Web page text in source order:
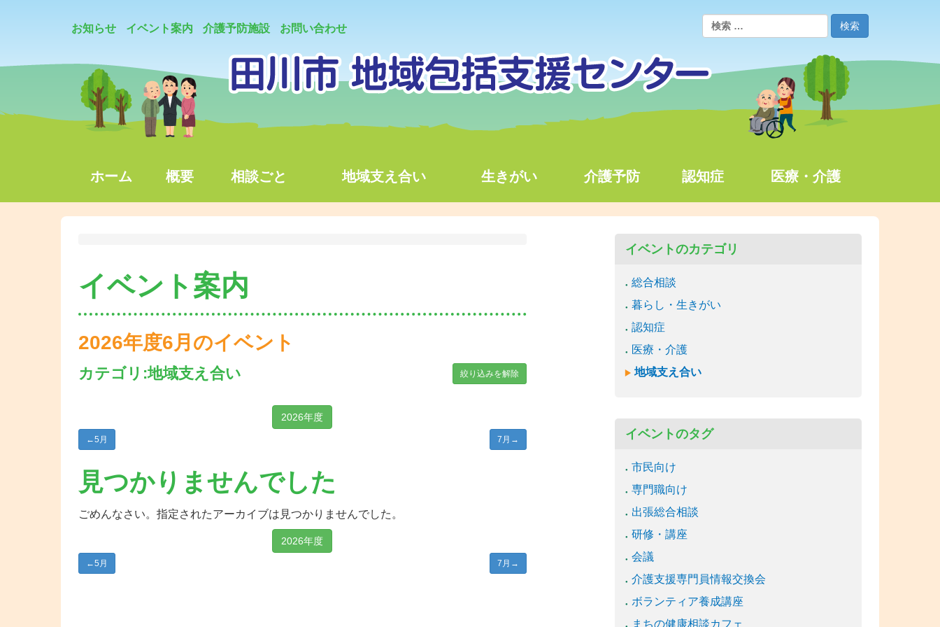
お知らせ イベント案内 介護予防施設 お問い合わせ
ホーム 概要 相談ごと 地域支え合い 生きがい 介護予防 認知症 医療・介護
イベント案内
2026年度6月のイベント
カテゴリ:地域支え合い 絞り込みを解除
2026年度
←5月 7月 →
見つかりませんでした
ごめんなさい。指定されたアーカイブは見つかりませんでした。
2026年度
←5月 7月 →
イベントのカテゴリ
総合相談
暮らし・生きがい
認知症
医療・介護
地域支え合い
イベントのタグ
市民向け
専門職向け
出張総合相談
研修・講座
会議
介護支援専門員情報交換会
ボランティア養成講座
まちの健康相談カフェ